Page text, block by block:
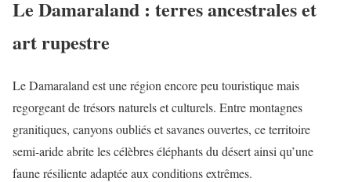
Le Damaraland : terres ancestrales et
art rupestre
Le Damaraland est une région encore peu touristique mais
regorgeant de trésors naturels et culturels. Entre montagnes
granitiques, canyons oubliés et savanes ouvertes, ce territoire
semi-aride abrite les célèbres éléphants du désert ainsi qu’une
faune résiliente adaptée aux conditions extrêmes.